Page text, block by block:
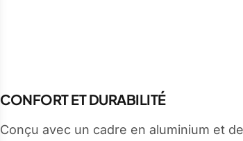
CONFORT ET DURABILITÉ
Conçu avec un cadre en aluminium et